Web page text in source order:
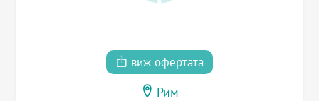
виж офертата
Рим